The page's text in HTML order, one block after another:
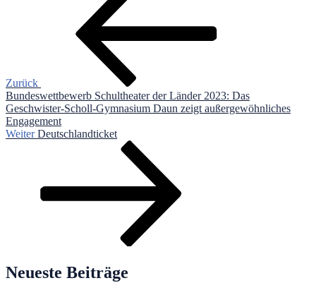
Zurück
Bundeswettbewerb Schultheater der Länder 2023: Das
Geschwister-Scholl-Gymnasium Daun zeigt außergewöhnliches
Engagement
Nächster
Weiter Deutschlandticket
Neueste Beiträge